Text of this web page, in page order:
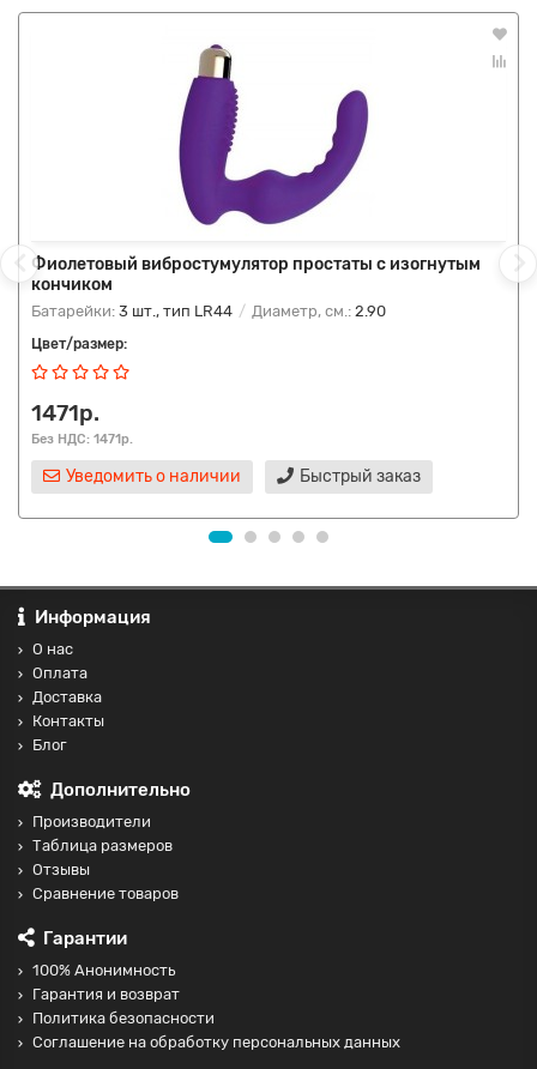
Фиолетовый вибростумулятор простаты с изогнутым
кончиком
Батарейки: 3 шт., тип LR44 Диаметр, см.: 2.90
Цвет/размер:
1471р.
Без НДС: 1471р.
Уведомить о наличии Быстрый заказ
Информация
О нас
Оплата
Доставка
Контакты
Блог
Дополнительно
Производители
Таблица размеров
Отзывы
Сравнение товаров
Гарантии
100% Анонимность
Гарантия и возврат
Политика безопасности
Соглашение на обработку персональных данных